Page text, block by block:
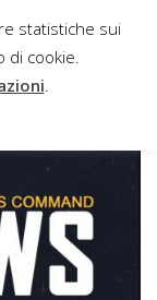
statistiche sui
di cookie.